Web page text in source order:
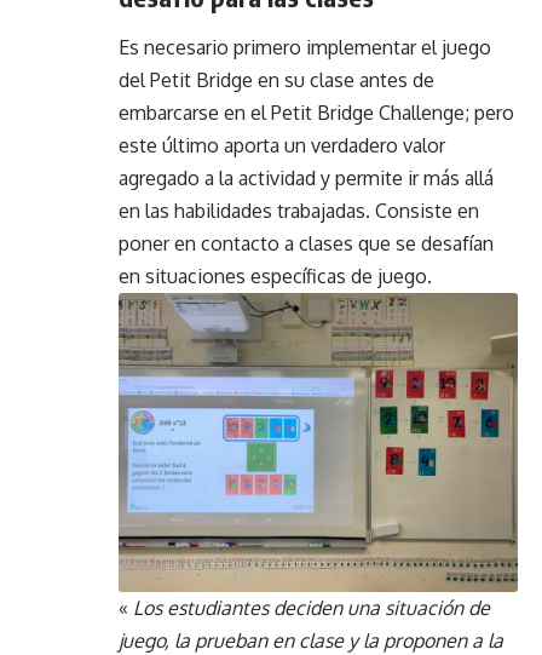
Es necesario primero implementar el juego
del Petit Bridge en su clase antes de
embarcarse en el Petit Bridge Challenge; pero
este último aporta un verdadero valor
agregado a la actividad y permite ir más allá
en las habilidades trabajadas. Consiste en
poner en contacto a clases que se desafían
en situaciones específicas de juego.
« Los estudiantes deciden una situación de
juego, la prueban en clase y la proponen a la